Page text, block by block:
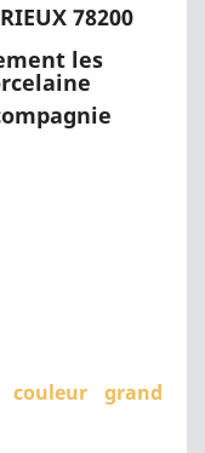
78200
les
couleur grand